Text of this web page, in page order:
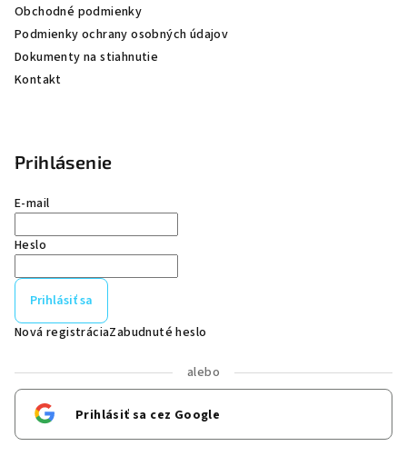
Obchodné podmienky
Podmienky ochrany osobných údajov
Dokumenty na stiahnutie
Kontakt
Prihlásenie
E-mail
Heslo
Prihlásiť sa
Nová registráciaZabudnuté heslo
alebo
Prihlásiť sa cez Google